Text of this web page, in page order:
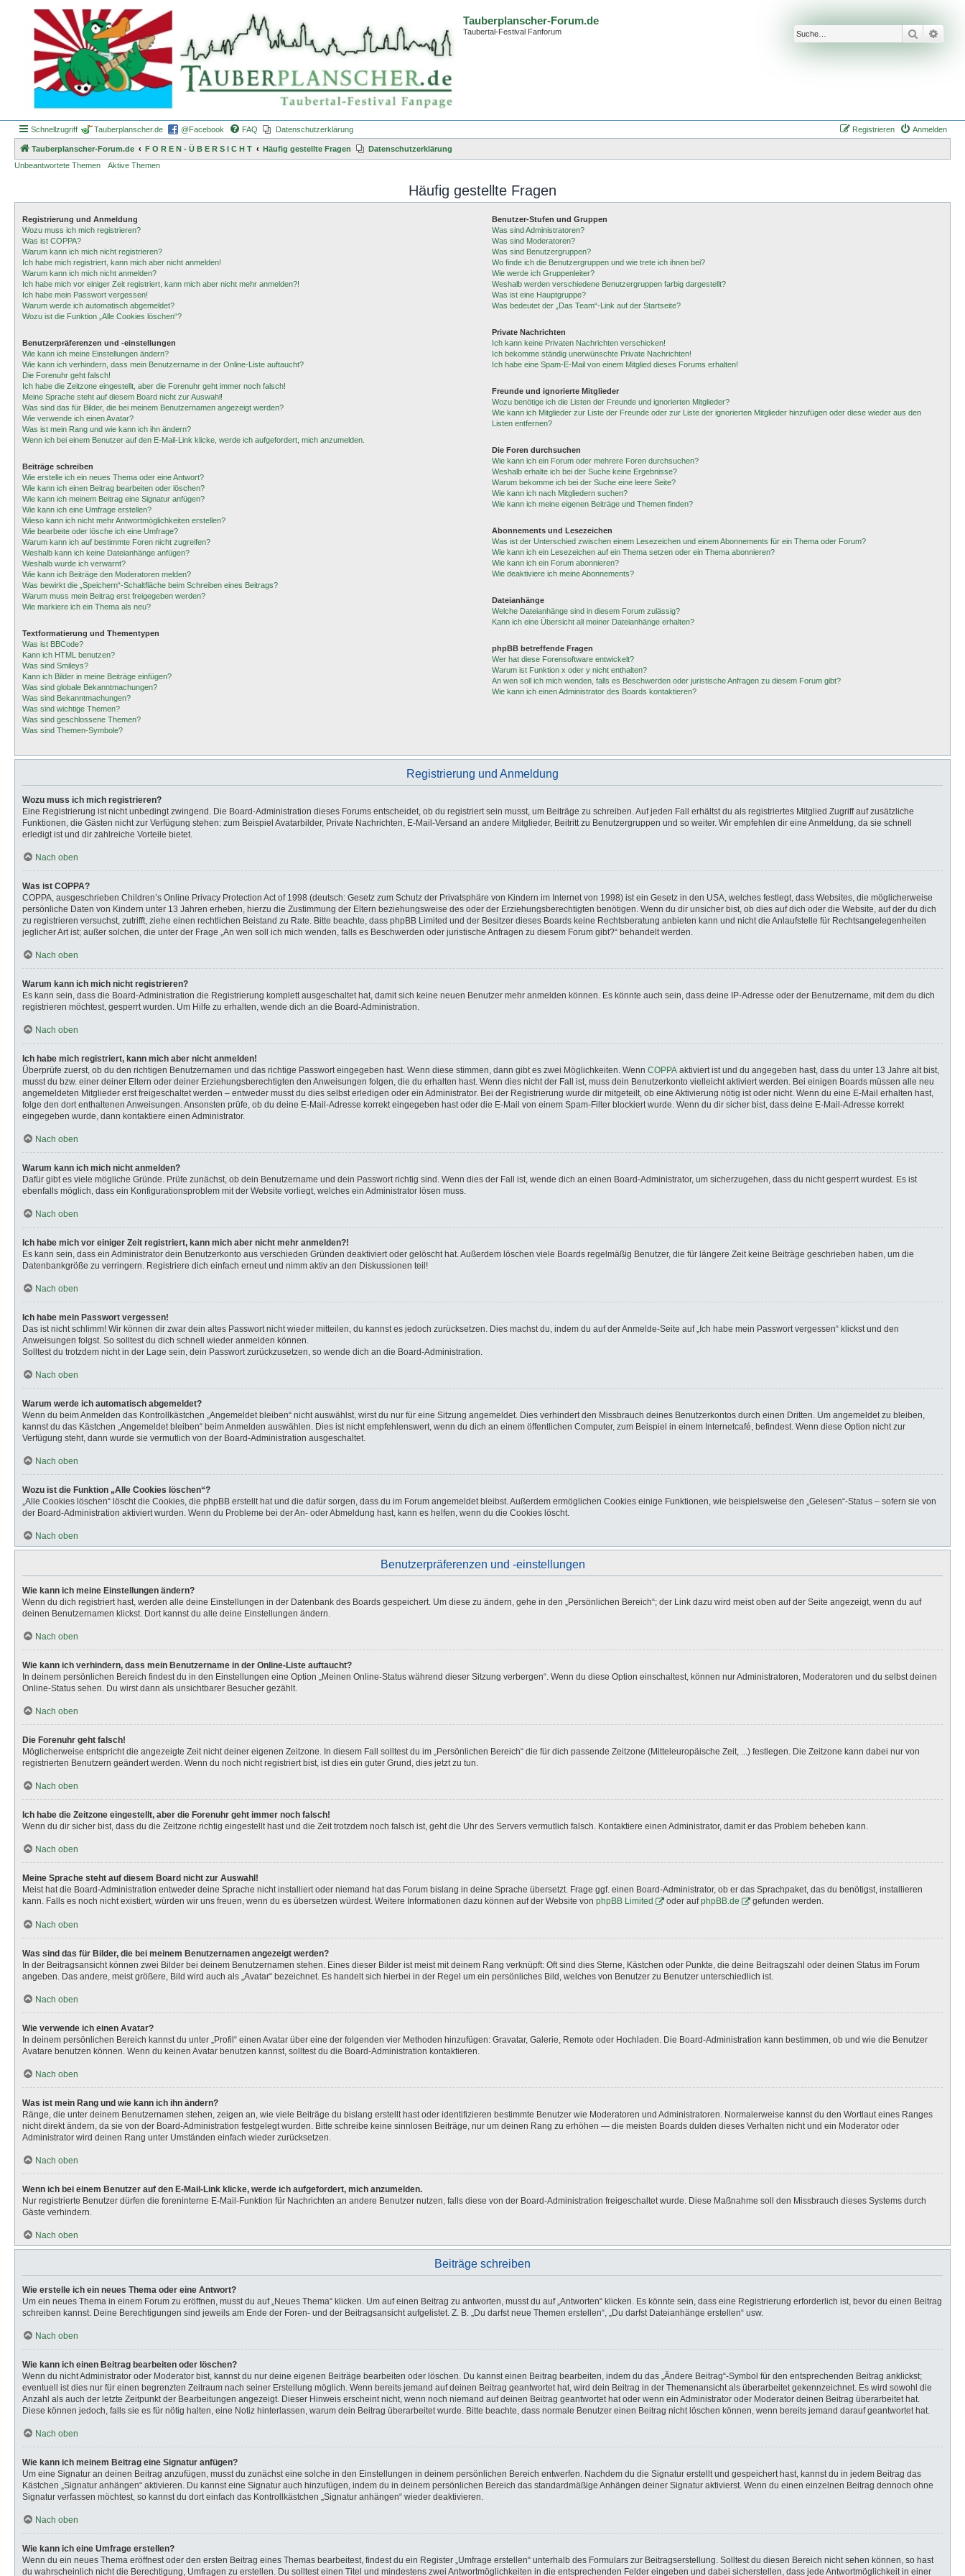
Tauberplanscher-Forum.de
Taubertal-Festival Fanforum Suche
Schnellzugriff Tauberplanscher.de @Facebook FAQ Datenschutzerklärung Anmelden
Registrieren
Tauberplanscher-Forum.de F O R E N - Ü B E R S I C H T Häufig gestellte Fragen
Datenschutzerklärung
Unbeantwortete Themen
Aktive Themen
Häufig gestellte Fragen
Registrierung und Anmeldung
Wozu muss ich mich registrieren?
Was ist COPPA?
Warum kann ich mich nicht registrieren?
Ich habe mich registriert, kann mich aber nicht anmelden!
Warum kann ich mich nicht anmelden?
Ich habe mich vor einiger Zeit registriert, kann mich aber nicht mehr anmelden?!
Ich habe mein Passwort vergessen!
Warum werde ich automatisch abgemeldet?
Wozu ist die Funktion „Alle Cookies löschen“?
Benutzerpräferenzen und -einstellungen
Wie kann ich meine Einstellungen ändern?
Wie kann ich verhindern, dass mein Benutzername in der Online-Liste auftaucht?
Die Forenuhr geht falsch!
Ich habe die Zeitzone eingestellt, aber die Forenuhr geht immer noch falsch!
Meine Sprache steht auf diesem Board nicht zur Auswahl!
Was sind das für Bilder, die bei meinem Benutzernamen angezeigt werden?
Wie verwende ich einen Avatar?
Was ist mein Rang und wie kann ich ihn ändern?
Wenn ich bei einem Benutzer auf den E-Mail-Link klicke, werde ich aufgefordert, mich anzumelden.
Beiträge schreiben
Wie erstelle ich ein neues Thema oder eine Antwort?
Wie kann ich einen Beitrag bearbeiten oder löschen?
Wie kann ich meinem Beitrag eine Signatur anfügen?
Wie kann ich eine Umfrage erstellen?
Wieso kann ich nicht mehr Antwortmöglichkeiten erstellen?
Wie bearbeite oder lösche ich eine Umfrage?
Warum kann ich auf bestimmte Foren nicht zugreifen?
Weshalb kann ich keine Dateianhänge anfügen?
Weshalb wurde ich verwarnt?
Wie kann ich Beiträge den Moderatoren melden?
Was bewirkt die „Speichern“-Schaltfläche beim Schreiben eines Beitrags?
Warum muss mein Beitrag erst freigegeben werden?
Wie markiere ich ein Thema als neu?
Textformatierung und Thementypen
Was ist BBCode?
Kann ich HTML benutzen?
Was sind Smileys?
Kann ich Bilder in meine Beiträge einfügen?
Was sind globale Bekanntmachungen?
Was sind Bekanntmachungen?
Was sind wichtige Themen?
Was sind geschlossene Themen?
Was sind Themen-Symbole?
Benutzer-Stufen und Gruppen
Was sind Administratoren?
Was sind Moderatoren?
Was sind Benutzergruppen?
Wo finde ich die Benutzergruppen und wie trete ich ihnen bei?
Wie werde ich Gruppenleiter?
Weshalb werden verschiedene Benutzergruppen farbig dargestellt?
Was ist eine Hauptgruppe?
Was bedeutet der „Das Team“-Link auf der Startseite?
Private Nachrichten
Ich kann keine Privaten Nachrichten verschicken!
Ich bekomme ständig unerwünschte Private Nachrichten!
Ich habe eine Spam-E-Mail von einem Mitglied dieses Forums erhalten!
Freunde und ignorierte Mitglieder
Wozu benötige ich die Listen der Freunde und ignorierten Mitglieder?
Wie kann ich Mitglieder zur Liste der Freunde oder zur Liste der ignorierten Mitglieder hinzufügen oder diese wieder aus den
Listen entfernen?
Die Foren durchsuchen
Wie kann ich ein Forum oder mehrere Foren durchsuchen?
Weshalb erhalte ich bei der Suche keine Ergebnisse?
Warum bekomme ich bei der Suche eine leere Seite?
Wie kann ich nach Mitgliedern suchen?
Wie kann ich meine eigenen Beiträge und Themen finden?
Abonnements und Lesezeichen
Was ist der Unterschied zwischen einem Lesezeichen und einem Abonnements für ein Thema oder Forum?
Wie kann ich ein Lesezeichen auf ein Thema setzen oder ein Thema abonnieren?
Wie kann ich ein Forum abonnieren?
Wie deaktiviere ich meine Abonnements?
Dateianhänge
Welche Dateianhänge sind in diesem Forum zulässig?
Kann ich eine Übersicht all meiner Dateianhänge erhalten?
phpBB betreffende Fragen
Wer hat diese Forensoftware entwickelt?
Warum ist Funktion x oder y nicht enthalten?
An wen soll ich mich wenden, falls es Beschwerden oder juristische Anfragen zu diesem Forum gibt?
Wie kann ich einen Administrator des Boards kontaktieren?
Registrierung und Anmeldung
Wozu muss ich mich registrieren?
Eine Registrierung ist nicht unbedingt zwingend. Die Board-Administration dieses Forums entscheidet, ob du registriert sein musst, um Beiträge zu schreiben. Auf jeden Fall erhältst du als registriertes Mitglied Zugriff auf zusätzliche
Funktionen, die Gästen nicht zur Verfügung stehen: zum Beispiel Avatarbilder, Private Nachrichten, E-Mail-Versand an andere Mitglieder, Beitritt zu Benutzergruppen und so weiter. Wir empfehlen dir eine Anmeldung, da sie schnell
erledigt ist und dir zahlreiche Vorteile bietet.
Nach oben
Was ist COPPA?
COPPA, ausgeschrieben Children’s Online Privacy Protection Act of 1998 (deutsch: Gesetz zum Schutz der Privatsphäre von Kindern im Internet von 1998) ist ein Gesetz in den USA, welches festlegt, dass Websites, die möglicherweise
persönliche Daten von Kindern unter 13 Jahren erheben, hierzu die Zustimmung der Eltern beziehungsweise des oder der Erziehungsberechtigten benötigen. Wenn du dir unsicher bist, ob dies auf dich oder die Website, auf der du dich
zu registrieren versuchst, zutrifft, ziehe einen rechtlichen Beistand zu Rate. Bitte beachte, dass phpBB Limited und der Besitzer dieses Boards keine Rechtsberatung anbieten kann und nicht die Anlaufstelle für Rechtsangelegenheiten
jeglicher Art ist; außer solchen, die unter der Frage „An wen soll ich mich wenden, falls es Beschwerden oder juristische Anfragen zu diesem Forum gibt?“ behandelt werden.
Nach oben
Warum kann ich mich nicht registrieren?
Es kann sein, dass die Board-Administration die Registrierung komplett ausgeschaltet hat, damit sich keine neuen Benutzer mehr anmelden können. Es könnte auch sein, dass deine IP-Adresse oder der Benutzername, mit dem du dich
registrieren möchtest, gesperrt wurden. Um Hilfe zu erhalten, wende dich an die Board-Administration.
Nach oben
Ich habe mich registriert, kann mich aber nicht anmelden!
Überprüfe zuerst, ob du den richtigen Benutzernamen und das richtige Passwort eingegeben hast. Wenn diese stimmen, dann gibt es zwei Möglichkeiten. Wenn COPPA aktiviert ist und du angegeben hast, dass du unter 13 Jahre alt bist,
musst du bzw. einer deiner Eltern oder deiner Erziehungsberechtigten den Anweisungen folgen, die du erhalten hast. Wenn dies nicht der Fall ist, muss dein Benutzerkonto vielleicht aktiviert werden. Bei einigen Boards müssen alle neu
angemeldeten Mitglieder erst freigeschaltet werden – entweder musst du dies selbst erledigen oder ein Administrator. Bei der Registrierung wurde dir mitgeteilt, ob eine Aktivierung nötig ist oder nicht. Wenn du eine E-Mail erhalten hast,
folge den dort enthaltenen Anweisungen. Ansonsten prüfe, ob du deine E-Mail-Adresse korrekt eingegeben hast oder die E-Mail von einem Spam-Filter blockiert wurde. Wenn du dir sicher bist, dass deine E-Mail-Adresse korrekt
eingegeben wurde, dann kontaktiere einen Administrator.
Nach oben
Warum kann ich mich nicht anmelden?
Dafür gibt es viele mögliche Gründe. Prüfe zunächst, ob dein Benutzername und dein Passwort richtig sind. Wenn dies der Fall ist, wende dich an einen Board-Administrator, um sicherzugehen, dass du nicht gesperrt wurdest. Es ist
ebenfalls möglich, dass ein Konfigurationsproblem mit der Website vorliegt, welches ein Administrator lösen muss.
Nach oben
Ich habe mich vor einiger Zeit registriert, kann mich aber nicht mehr anmelden?!
Es kann sein, dass ein Administrator dein Benutzerkonto aus verschieden Gründen deaktiviert oder gelöscht hat. Außerdem löschen viele Boards regelmäßig Benutzer, die für längere Zeit keine Beiträge geschrieben haben, um die
Datenbankgröße zu verringern. Registriere dich einfach erneut und nimm aktiv an den Diskussionen teil!
Nach oben
Ich habe mein Passwort vergessen!
Das ist nicht schlimm! Wir können dir zwar dein altes Passwort nicht wieder mitteilen, du kannst es jedoch zurücksetzen. Dies machst du, indem du auf der Anmelde-Seite auf „Ich habe mein Passwort vergessen“ klickst und den
Anweisungen folgst. So solltest du dich schnell wieder anmelden können.
Solltest du trotzdem nicht in der Lage sein, dein Passwort zurückzusetzen, so wende dich an die Board-Administration.
Nach oben
Warum werde ich automatisch abgemeldet?
Wenn du beim Anmelden das Kontrollkästchen „Angemeldet bleiben“ nicht auswählst, wirst du nur für eine Sitzung angemeldet. Dies verhindert den Missbrauch deines Benutzerkontos durch einen Dritten. Um angemeldet zu bleiben,
kannst du das Kästchen „Angemeldet bleiben“ beim Anmelden auswählen. Dies ist nicht empfehlenswert, wenn du dich an einem öffentlichen Computer, zum Beispiel in einem Internetcafé, befindest. Wenn diese Option nicht zur
Verfügung steht, dann wurde sie vermutlich von der Board-Administration ausgeschaltet.
Nach oben
Wozu ist die Funktion „Alle Cookies löschen“?
„Alle Cookies löschen“ löscht die Cookies, die phpBB erstellt hat und die dafür sorgen, dass du im Forum angemeldet bleibst. Außerdem ermöglichen Cookies einige Funktionen, wie beispielsweise den „Gelesen“-Status – sofern sie von
der Board-Administration aktiviert wurden. Wenn du Probleme bei der An- oder Abmeldung hast, kann es helfen, wenn du die Cookies löscht.
Nach oben
Benutzerpräferenzen und -einstellungen
Wie kann ich meine Einstellungen ändern?
Wenn du dich registriert hast, werden alle deine Einstellungen in der Datenbank des Boards gespeichert. Um diese zu ändern, gehe in den „Persönlichen Bereich“; der Link dazu wird meist oben auf der Seite angezeigt, wenn du auf
deinen Benutzernamen klickst. Dort kannst du alle deine Einstellungen ändern.
Nach oben
Wie kann ich verhindern, dass mein Benutzername in der Online-Liste auftaucht?
In deinem persönlichen Bereich findest du in den Einstellungen eine Option „Meinen Online-Status während dieser Sitzung verbergen“. Wenn du diese Option einschaltest, können nur Administratoren, Moderatoren und du selbst deinen
Online-Status sehen. Du wirst dann als unsichtbarer Besucher gezählt.
Nach oben
Die Forenuhr geht falsch!
Möglicherweise entspricht die angezeigte Zeit nicht deiner eigenen Zeitzone. In diesem Fall solltest du im „Persönlichen Bereich“ die für dich passende Zeitzone (Mitteleuropäische Zeit, ...) festlegen. Die Zeitzone kann dabei nur von
registrierten Benutzern geändert werden. Wenn du noch nicht registriert bist, ist dies ein guter Grund, dies jetzt zu tun.
Nach oben
Ich habe die Zeitzone eingestellt, aber die Forenuhr geht immer noch falsch!
Wenn du dir sicher bist, dass du die Zeitzone richtig eingestellt hast und die Zeit trotzdem noch falsch ist, geht die Uhr des Servers vermutlich falsch. Kontaktiere einen Administrator, damit er das Problem beheben kann.
Nach oben
Meine Sprache steht auf diesem Board nicht zur Auswahl!
Meist hat die Board-Administration entweder deine Sprache nicht installiert oder niemand hat das Forum bislang in deine Sprache übersetzt. Frage ggf. einen Board-Administrator, ob er das Sprachpaket, das du benötigst, installieren
kann. Falls es noch nicht existiert, würden wir uns freuen, wenn du es übersetzen würdest. Weitere Informationen dazu können auf der Website von phpBB Limited oder aufphpBB.de gefunden werden.
Nach oben
Was sind das für Bilder, die bei meinem Benutzernamen angezeigt werden?
In der Beitragsansicht können zwei Bilder bei deinem Benutzernamen stehen. Eines dieser Bilder ist meist mit deinem Rang verknüpft: Oft sind dies Sterne, Kästchen oder Punkte, die deine Beitragszahl oder deinen Status im Forum
angeben. Das andere, meist größere, Bild wird auch als „Avatar“ bezeichnet. Es handelt sich hierbei in der Regel um ein persönliches Bild, welches von Benutzer zu Benutzer unterschiedlich ist.
Nach oben
Wie verwende ich einen Avatar?
In deinem persönlichen Bereich kannst du unter „Profil“ einen Avatar über eine der folgenden vier Methoden hinzufügen: Gravatar, Galerie, Remote oder Hochladen. Die Board-Administration kann bestimmen, ob und wie die Benutzer
Avatare benutzen können. Wenn du keinen Avatar benutzen kannst, solltest du die Board-Administration kontaktieren.
Nach oben
Was ist mein Rang und wie kann ich ihn ändern?
Ränge, die unter deinem Benutzernamen stehen, zeigen an, wie viele Beiträge du bislang erstellt hast oder identifizieren bestimmte Benutzer wie Moderatoren und Administratoren. Normalerweise kannst du den Wortlaut eines Ranges
nicht direkt ändern, da sie von der Board-Administration festgelegt wurden. Bitte schreibe keine sinnlosen Beiträge, nur um deinen Rang zu erhöhen — die meisten Boards dulden dieses Verhalten nicht und ein Moderator oder
Administrator wird deinen Rang unter Umständen einfach wieder zurücksetzen.
Nach oben
Wenn ich bei einem Benutzer auf den E-Mail-Link klicke, werde ich aufgefordert, mich anzumelden.
Nur registrierte Benutzer dürfen die foreninterne E-Mail-Funktion für Nachrichten an andere Benutzer nutzen, falls diese von der Board-Administration freigeschaltet wurde. Diese Maßnahme soll den Missbrauch dieses Systems durch
Gäste verhindern.
Nach oben
Beiträge schreiben
Wie erstelle ich ein neues Thema oder eine Antwort?
Um ein neues Thema in einem Forum zu eröffnen, musst du auf „Neues Thema“ klicken. Um auf einen Beitrag zu antworten, musst du auf „Antworten“ klicken. Es könnte sein, dass eine Registrierung erforderlich ist, bevor du einen Beitrag
schreiben kannst. Deine Berechtigungen sind jeweils am Ende der Foren- und der Beitragsansicht aufgelistet. Z. B. „Du darfst neue Themen erstellen“, „Du darfst Dateianhänge erstellen“ usw.
Nach oben
Wie kann ich einen Beitrag bearbeiten oder löschen?
Wenn du nicht Administrator oder Moderator bist, kannst du nur deine eigenen Beiträge bearbeiten oder löschen. Du kannst einen Beitrag bearbeiten, indem du das „Ändere Beitrag“-Symbol für den entsprechenden Beitrag anklickst;
eventuell ist dies nur für einen begrenzten Zeitraum nach seiner Erstellung möglich. Wenn bereits jemand auf deinen Beitrag geantwortet hat, wird dein Beitrag in der Themenansicht als überarbeitet gekennzeichnet. Es wird sowohl die
Anzahl als auch der letzte Zeitpunkt der Bearbeitungen angezeigt. Dieser Hinweis erscheint nicht, wenn noch niemand auf deinen Beitrag geantwortet hat oder wenn ein Administrator oder Moderator deinen Beitrag überarbeitet hat.
Diese können jedoch, falls sie es für nötig halten, eine Notiz hinterlassen, warum dein Beitrag überarbeitet wurde. Bitte beachte, dass normale Benutzer einen Beitrag nicht löschen können, wenn bereits jemand darauf geantwortet hat.
Nach oben
Wie kann ich meinem Beitrag eine Signatur anfügen?
Um eine Signatur an deinen Beitrag anzufügen, musst du zunächst eine solche in den Einstellungen in deinem persönlichen Bereich entwerfen. Nachdem du die Signatur erstellt und gespeichert hast, kannst du in jedem Beitrag das
Kästchen „Signatur anhängen“ aktivieren. Du kannst eine Signatur auch hinzufügen, indem du in deinem persönlichen Bereich das standardmäßige Anhängen deiner Signatur aktivierst. Wenn du einen einzelnen Beitrag dennoch ohne
Signatur verfassen möchtest, so kannst du dort einfach das Kontrollkästchen „Signatur anhängen“ wieder deaktivieren.
Nach oben
Wie kann ich eine Umfrage erstellen?
Wenn du ein neues Thema eröffnest oder den ersten Beitrag eines Themas bearbeitest, findest du ein Register „Umfrage erstellen“ unterhalb des Formulars zur Beitragserstellung. Solltest du diesen Bereich nicht sehen können, so hast
du wahrscheinlich nicht die Berechtigung, Umfragen zu erstellen. Du solltest einen Titel und mindestens zwei Antwortmöglichkeiten in die entsprechenden Felder eingeben und dabei sicherstellen, dass jede Antwortmöglichkeit in einer